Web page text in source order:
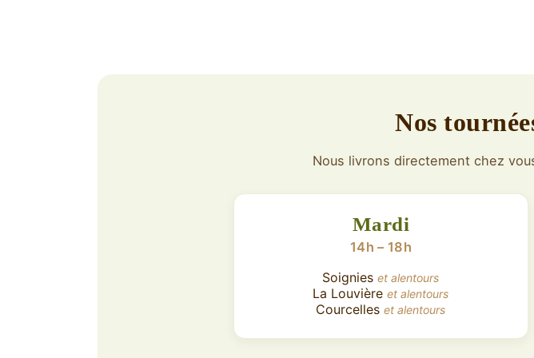
Nos
Nous livrons directement chez
Mardi
14h – 18h
Soignieset alentours
La Louvièreet alentours
Courcelleset alentours